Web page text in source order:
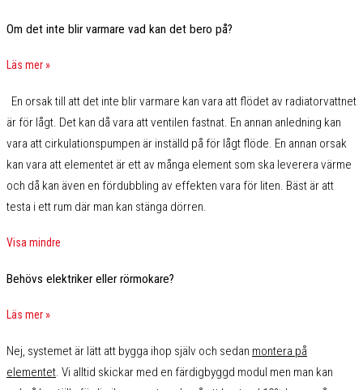
Om det inte blir varmare vad kan det bero på?
Läs mer »
En orsak till att det inte blir varmare kan vara att flödet av radiatorvattnet
är för lågt. Det kan då vara att ventilen fastnat. En annan anledning kan
vara att cirkulationspumpen är inställd på för lågt flöde. En annan orsak
kan vara att elementet är ett av många element som ska leverera värme
och då kan även en fördubbling av effekten vara för liten. Bäst är att
testa i ett rum där man kan stänga dörren.
Visa mindre
Behövs elektriker eller rörmokare?
Läs mer »
Nej, systemet är lätt att bygga ihop själv och sedan montera på
elementet . Vi alltid skickar med en färdigbyggd modul men man kan